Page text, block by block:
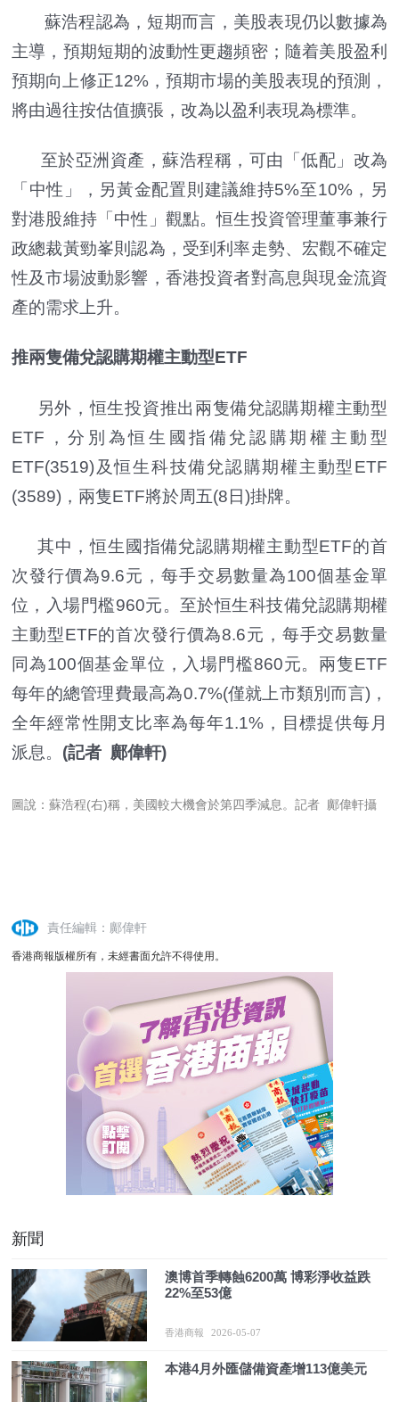
蘇浩程認為，短期而言，美股表現仍以數據為
主導，預期短期的波動性更趨頻密；隨着美股盈利
預期向上修正12%，預期市場的美股表現的預測，
將由過往按估值擴張，改為以盈利表現為標準。
至於亞洲資產，蘇浩程稱，可由「低配」改為
「中性」，另黃金配置則建議維持5%至10%，另
對港股維持「中性」觀點。恒生投資管理董事兼行
政總裁黃勁峯則認為，受到利率走勢、宏觀不確定
性及市場波動影響，香港投資者對高息與現金流資
產的需求上升。
推兩隻備兌認購期權主動型ETF
另外，恒生投資推出兩隻備兌認購期權主動型
ETF，分別為恒生國指備兌認購期權主動型
ETF(3519)及恒生科技備兌認購期權主動型ETF
(3589)，兩隻ETF將於周五(8日)掛牌。
其中，恒生國指備兌認購期權主動型ETF的首
次發行價為9.6元，每手交易數量為100個基金單
位，入場門檻960元。至於恒生科技備兌認購期權
主動型ETF的首次發行價為8.6元，每手交易數量
同為100個基金單位，入場門檻860元。兩隻ETF
每年的總管理費最高為0.7%(僅就上市類別而言)，
全年經常性開支比率為每年1.1%，目標提供每月
派息。 (記者 鄺偉軒)
圖說：蘇浩程(右)稱，美國較大機會於第四季減息。記者 鄺偉軒攝
責任編輯：鄺偉軒
香港商報版權所有，未經書面允許不得使用。
新聞
澳博首季轉蝕6200萬 博彩淨收益跌
22%至53億
香港商報 2026-05-07
本港4月外匯儲備資產增113億美元